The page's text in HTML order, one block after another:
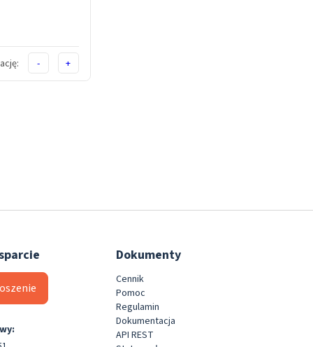
- +
Dokumenty
Cennik
Pomoc
Regulamin
Dokumentacja
API REST